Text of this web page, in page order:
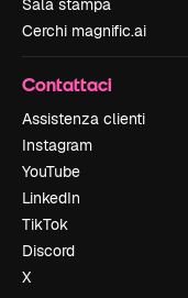
Sala stampa
Cerchi magnific.ai
Contattaci
Assistenza clienti
Instagram
YouTube
LinkedIn
TikTok
Discord
X